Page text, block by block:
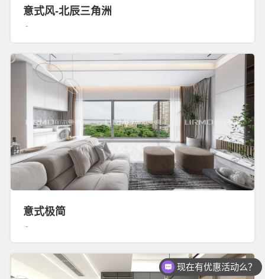
意式风-北辰三角洲
-
意式极简
-
可以介绍下你们的产品么？
现在有优惠活动么？